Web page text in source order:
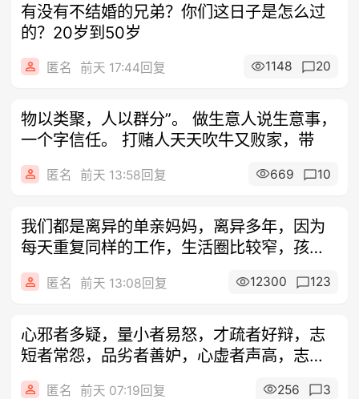
有没有不结婚的兄弟？你们这日子是怎么过
的？20岁到50岁
匿名 前天 17:44回复 1148 20
物以类聚，人以群分”。 做生意人说生意事，
一个字信任。 打赌人天天吹牛又败家，带
匿名 前天 13:58回复 669 10
我们都是离异的单亲妈妈，离异多年，因为
每天重复同样的工作，生活圈比较窄，孩子
也慢
匿名 前天 13:08回复 12300 123
心邪者多疑，量小者易怒，才疏者好辩，志
短者常怨，品劣者善妒，心虚者声高，志浅
者固
匿名 前天 07:19回复 256 3